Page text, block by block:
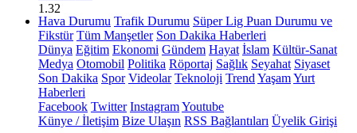
1.32
Hava Durumu Trafik Durumu Süper Lig Puan Durumu ve
Fikstür Tüm Manşetler Son Dakika Haberleri
Dünya Eğitim Ekonomi Gündem Hayat İslam Kültür-Sanat
Medya Otomobil Politika Röportaj Sağlık Seyahat Siyaset
Son Dakika Spor Videolar Teknoloji Trend YaşamYurt
Haberleri
Facebook Twitter InstagramYoutube
Künye / İletişim Bize Ulaşın RSS Bağlantıları Üyelik Girişi